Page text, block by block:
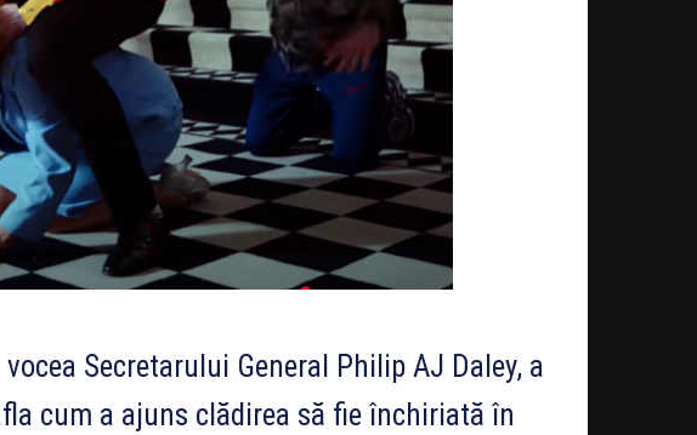
Secretarului General Philip AJ Daley, a
cum a ajuns clădirea să fie închiriată în